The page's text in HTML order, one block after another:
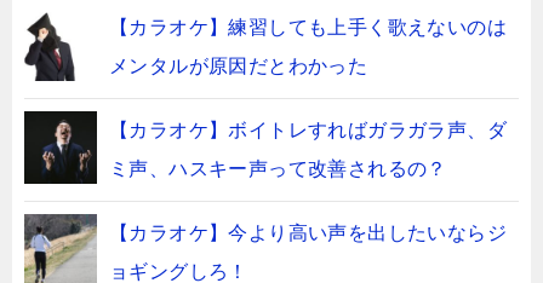
【カラオケ】練習しても上手く歌えないのは
メンタルが原因だとわかった
【カラオケ】ボイトレすればガラガラ声、ダ
ミ声、ハスキー声って改善されるの？
【カラオケ】今より高い声を出したいならジ
ョギングしろ！